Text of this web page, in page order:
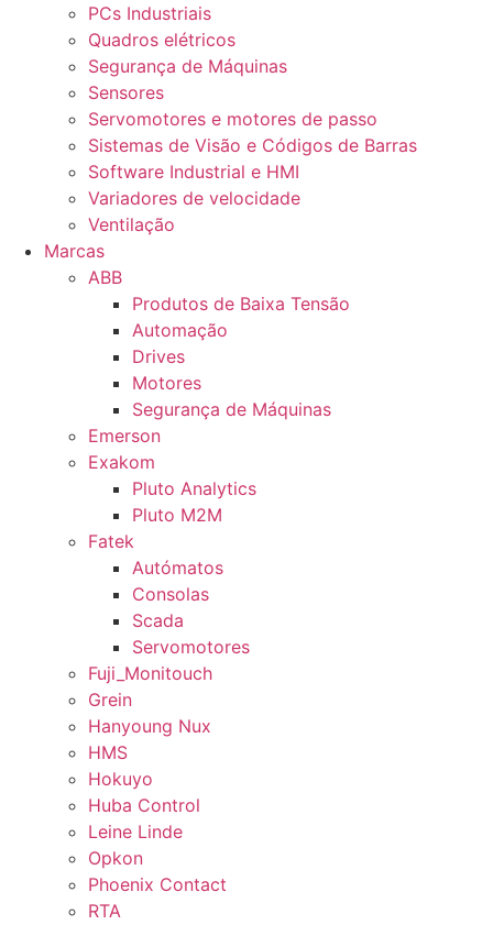
PCs Industriais
Quadros elétricos
Segurança de Máquinas
Sensores
Servomotores e motores de passo
Sistemas de Visão e Códigos de Barras
Software Industrial e HMI
Variadores de velocidade
Ventilação
Marcas
ABB
Produtos de Baixa Tensão
Automação
Drives
Motores
Segurança de Máquinas
Emerson
Exakom
Pluto Analytics
Pluto M2M
Fatek
Autómatos
Consolas
Scada
Servomotores
Fuji_Monitouch
Grein
Hanyoung Nux
HMS
Hokuyo
Huba Control
Leine Linde
Opkon
Phoenix Contact
RTA